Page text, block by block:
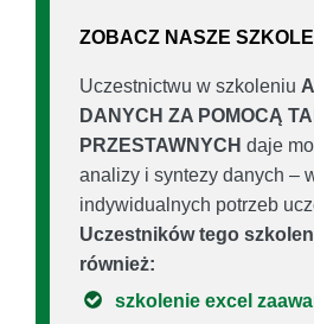
ZOBACZ NASZE
Uczestnictwu w szkoleniu
DANYCH ZA POMOCĄ
PRZESTAWNYCH daje
analizy i syntezy danych –
indywidualnych potrzeb
Uczestników tego
również:
szkolenie excel